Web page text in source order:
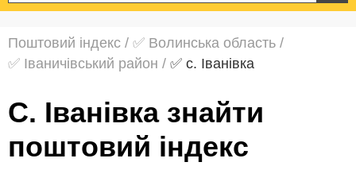
Поштовий індекс / ✅ Волинська область /
✅ Іваничівський район / ✅ с. Іванівка
с. Іванівка знайти
поштовий індекс